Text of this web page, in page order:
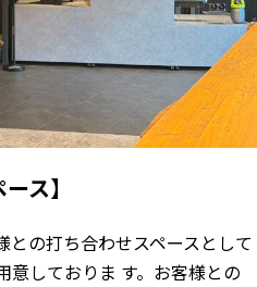
ス】
の打ち合わせスペースとして
意しておりま す。お客様との